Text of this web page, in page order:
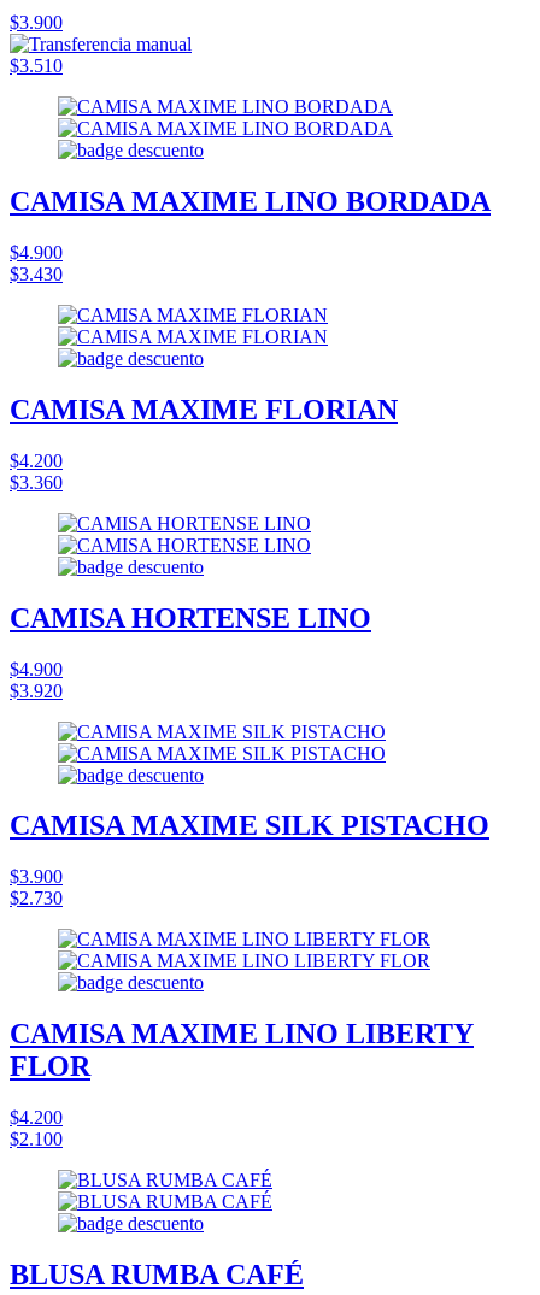
$3.900
$3.510
CAMISA MAXIME LINO BORDADA
$4.900
$3.430
CAMISA MAXIME FLORIAN
$4.200
$3.360
CAMISA HORTENSE LINO
$4.900
$3.920
CAMISA MAXIME SILK PISTACHO
$3.900
$2.730
CAMISA MAXIME LINO LIBERTY
FLOR
$4.200
$2.100
BLUSA RUMBA CAFÉ